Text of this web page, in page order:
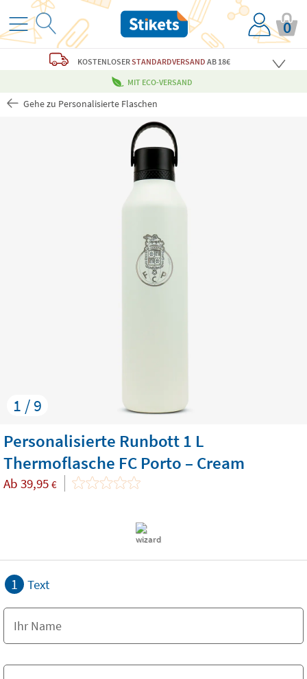
0
KOSTENLOSERSTANDARDVERSAND AB 18€
MIT ECO-VERSAND
Gehe zu Personalisierte Flaschen
1 / 9
Personalisierte Runbott 1 L
Thermoflasche FC Porto – Cream
Ab 39,95 €
1 Text